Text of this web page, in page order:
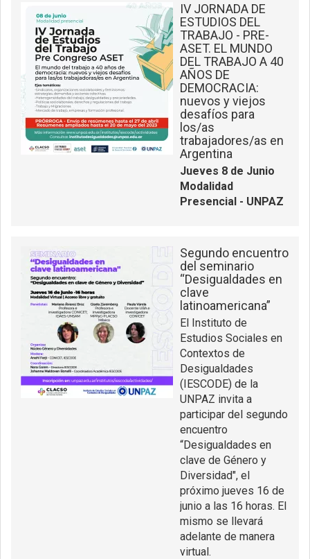
IV JORNADA DE
ESTUDIOS DEL
TRABAJO - PRE-
ASET. EL MUNDO
DEL TRABAJO A 40
AÑOS DE
DEMOCRACIA:
nuevos y viejos
desafíos para
los/as
trabajadores/as en
Argentina
Jueves 8 de Junio
Modalidad
Presencial - UNPAZ
Segundo encuentro
del seminario
“Desigualdades en
clave
latinoamericana”
El Instituto de
Estudios Sociales en
Contextos de
Desigualdades
(IESCODE) de la
UNPAZ invita a
participar del segundo
encuentro
“Desigualdades en
clave de Género y
Diversidad", el
próximo jueves 16 de
junio a las 16 horas. El
mismo se llevará
adelante de manera
virtual.